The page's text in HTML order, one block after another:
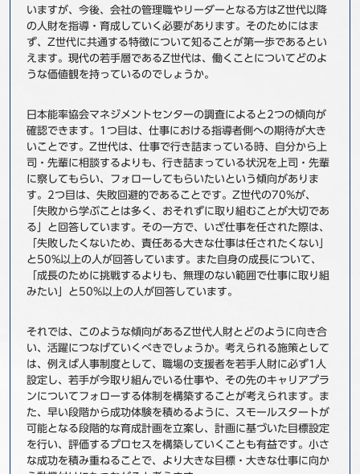
BBSグループネットワーク サステナビリティ 企業情報
株主・投資家情報 採用情報
セミナ−
ニュース
お問い合わせ
いますが、今後、会社の管理職やリーダーとなる方はZ世代以降
の人財を指導・育成していく必要があります。そのためにはま
ず、Z世代に共通する特徴について知ることが第一歩であるとい
えます。現代の若手層であるZ世代は、働くことについてどのよ
うな価値観を持っているのでしょうか。
日本能率協会マネジメントセンターの調査によると2つの傾向が
確認できます。1つ目は、仕事における指導者側への期待が大き
いことです。Z世代は、仕事で行き詰まっている時、自分から上
司・先輩に相談するよりも、行き詰まっている状況を上司・先輩
に察してもらい、フォローしてもらいたいという傾向がありま
す。2つ目は、失敗回避的であることです。Z世代の70%が、
「失敗から学ぶことは多く、おそれずに取り組むことが大切であ
る」と回答しています。その一方で、いざ仕事を任された際は、
「失敗したくないため、責任ある大きな仕事は任されたくない」
と50%以上の人が回答しています。また自身の成長について、
「成長のために挑戦するよりも、無理のない範囲で仕事に取り組
みたい」と50%以上の人が回答しています。
それでは、このような傾向があるZ世代人財とどのように向き合
い、活躍につなげていくべきでしょうか。考えられる施策として
は、例えば人事制度として、職場の支援者を若手人財に必ず1人
設定し、若手が今取り組んでいる仕事や、その先のキャリアプラ
ンについてフォローする体制を構築することが考えられます。ま
た、早い段階から成功体験を積めるように、スモールスタートが
可能となる段階的な育成計画を立案し、計画に基づいた目標設定
を行い、評価するプロセスを構築していくことも有益です。小さ
な成功を積み重ねることで、より大きな目標・大きな仕事に向か